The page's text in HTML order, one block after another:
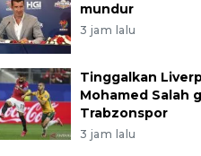
mundur
3 jam lalu
Tinggalkan
Mohamed Salah
Trabzonspor
3 jam lalu